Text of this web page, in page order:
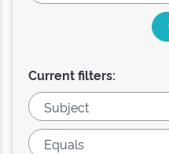
Current filters: